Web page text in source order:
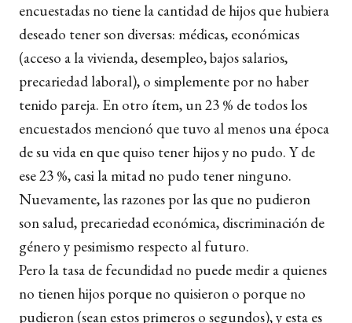
encuestadas no tiene la cantidad de hijos que hubiera
deseado tener son diversas: médicas, económicas
(acceso a la vivienda, desempleo, bajos salarios,
precariedad laboral), o simplemente por no haber
tenido pareja. En otro ítem, un 23 % de todos los
encuestados mencionó que tuvo al menos una época
de su vida en que quiso tener hijos y no pudo. Y de
ese 23 %, casi la mitad no pudo tener ninguno.
Nuevamente, las razones por las que no pudieron
son salud, precariedad económica, discriminación de
género y pesimismo respecto al futuro.
Pero la tasa de fecundidad no puede medir a quienes
no tienen hijos porque no quisieron o porque no
pudieron (sean estos primeros o segundos), y esta es